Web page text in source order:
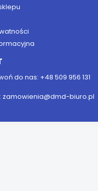
do nas: +48 509 956 131
zamowienia@dmd-biuro.pl